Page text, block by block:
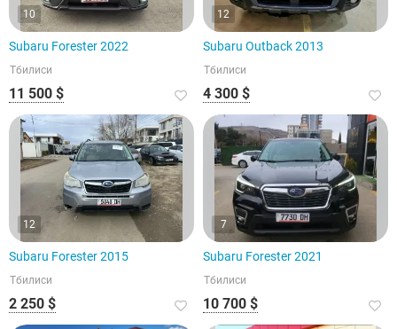
10
Subaru Forester 2022
Тбилиси
11 500 $
12
Subaru Outback 2013
Тбилиси
4 300 $
12
Subaru Forester 2015
Тбилиси
2 250 $
7
Subaru Forester 2021
Тбилиси
10 700 $